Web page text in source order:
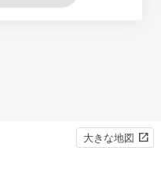
大きな地図